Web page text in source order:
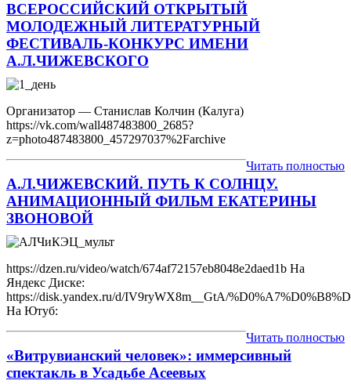
ВСЕРОССИЙСКИЙ ОТКРЫТЫЙ
МОЛОДЕЖНЫЙ ЛИТЕРАТУРНЫЙ
ФЕСТИВАЛЬ-КОНКУРС ИМЕНИ
А.Л.ЧИЖЕВСКОГО
Организатор — Станислав Колчин (Калуга)
https://vk.com/wall487483800_2685?
z=photo487483800_457297037%2Farchive
Читать полностью
А.Л.ЧИЖЕВСКИЙ. ПУТЬ К СОЛНЦУ.
АНИМАЦИОННЫЙ ФИЛЬМ ЕКАТЕРИНЫ
ЗВОНОВОЙ
https://dzen.ru/video/watch/674af72157eb8048e2daed1b На
Яндекс Диске:
https://disk.yandex.ru/d/IV9ryWX8m__GtA/
На Ютуб:
Читать полностью
«Витрувианский человек»: иммерсивный
спектакль в Усадьбе Асеевых